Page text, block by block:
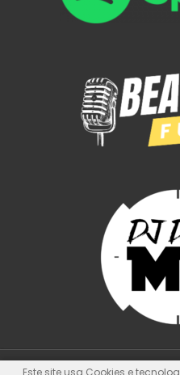
Este site usa Cookies e